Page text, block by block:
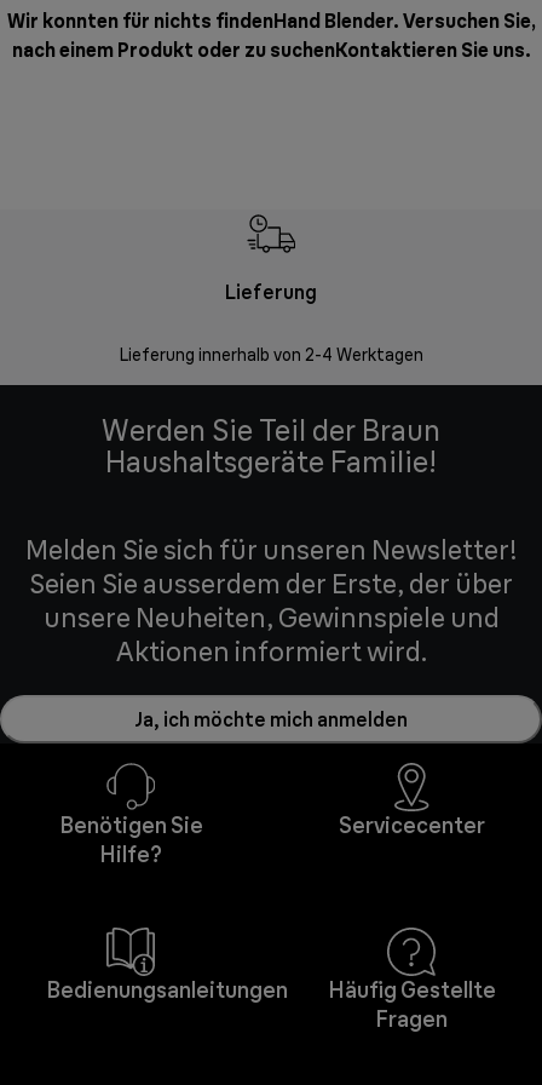
Wir konnten für nichts findenHand Blender. Versuchen Sie,
nach einem Produkt oder zu suchenKontaktieren Sie uns.
Lieferung
Lieferung innerhalb von 2-4 Werktagen
Werden Sie Teil der Braun
Haushaltsgeräte Familie!
Melden Sie sich für unseren Newsletter!
Seien Sie ausserdem der Erste, der über
unsere Neuheiten, Gewinnspiele und
Aktionen informiert wird.
Ja, ich möchte mich anmelden
Benötigen Sie
Hilfe?
Servicecenter
Bedienungsanleitungen
Häufig Gestellte
Fragen